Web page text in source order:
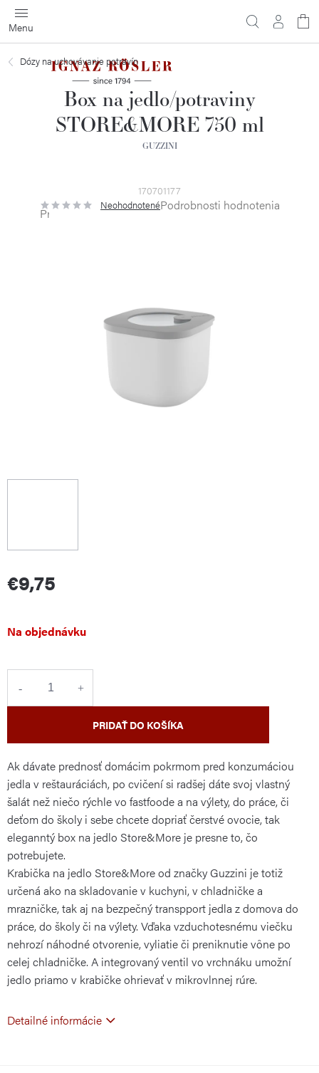
Prejsť
na
obsah
Dózy na uchovávanie potravín
Box na jedlo/potraviny
STORE&MORE 750 ml
GUZZINI
170701177
Priemerné
hodnotenie
NeohodnotenéPodrobnosti hodnotenia
€9,75
Jednotková
cena:
Na objednávku
PRIDAŤ DO KOŠÍKA
Ak dávate prednosť domácim pokrmom pred konzumáciou
jedla v reštauráciách, po cvičení si radšej dáte svoj vlastný
šalát než niečo rýchle vo fastfoode a na výlety, do práce, či
deťom do školy i sebe chcete dopriať čerstvé ovocie, tak
eleganntý box na jedlo Store&More je presne to, čo
potrebujete.
Krabička na jedlo Store&More od značky Guzzini je totiž
určená ako na skladovanie v kuchyni, v chladničke a
mrazničke, tak aj na bezpečný transpport jedla z domova do
práce, do školy či na výlety. Vďaka vzduchotesnému viečku
nehrozí náhodné otvorenie, vyliatie či preniknutie vône po
celej chladničke. A integrovaný ventil vo vrchnáku umožní
jedlo priamo v krabičke ohrievať v mikrovlnnej rúre.
Detailné informácie